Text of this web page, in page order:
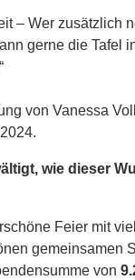
– Wer zusätzlich
gerne die Tafel
von Vanessa
wie dieser
Feier mit
gemeinsamen
von